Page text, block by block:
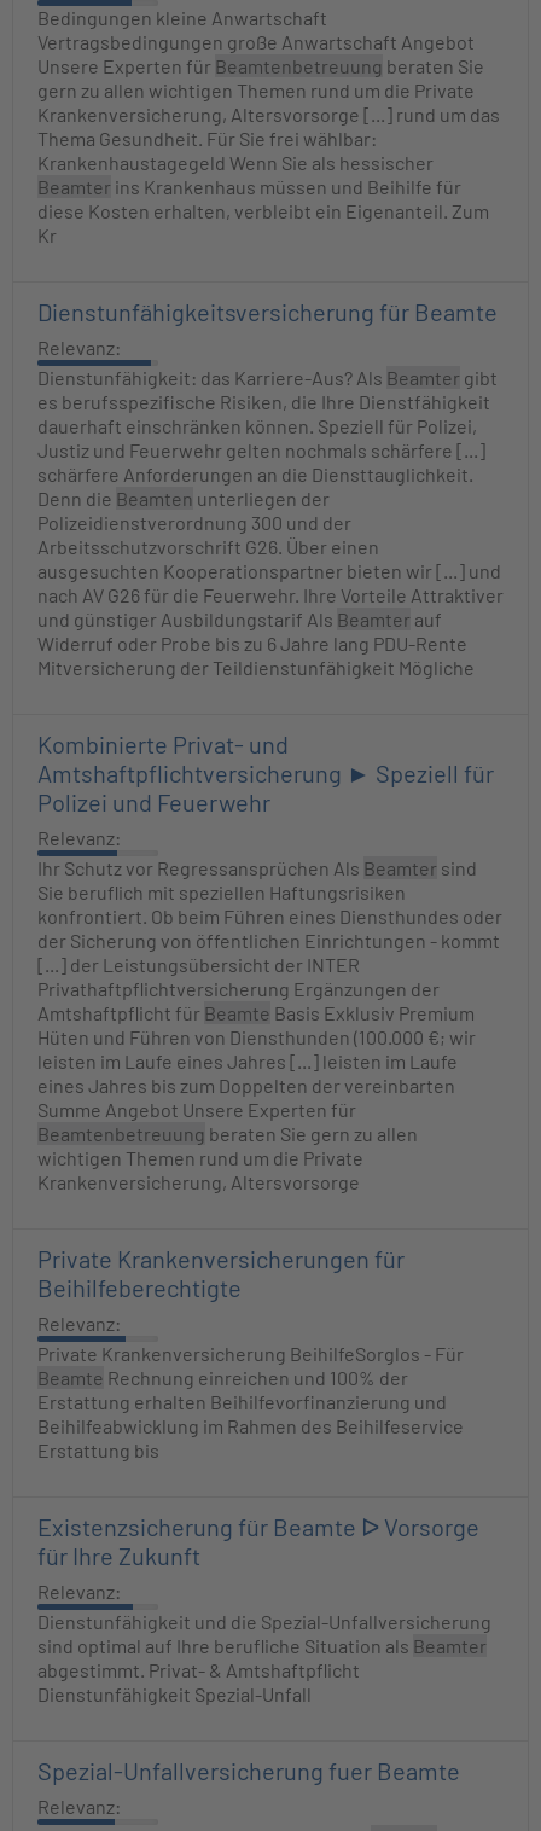
Bedingungen kleine Anwartschaft
Vertragsbedingungen große Anwartschaft Angebot
Unsere Experten für Beamtenbetreuung beraten Sie
gern zu allen wichtigen Themen rund um die Private
Krankenversicherung, Altersvorsorge [...] rund um das
Thema Gesundheit. Für Sie frei wählbar:
Krankenhaustagegeld Wenn Sie als hessischer
Beamter ins Krankenhaus müssen und Beihilfe für
diese Kosten erhalten, verbleibt ein Eigenanteil. Zum
Kr
Dienstunfähigkeitsversicherung für Beamte
Relevanz:
Dienstunfähigkeit: das Karriere-Aus? Als Beamter gibt
es berufsspezifische Risiken, die Ihre Dienstfähigkeit
dauerhaft einschränken können. Speziell für Polizei,
Justiz und Feuerwehr gelten nochmals schärfere [...]
schärfere Anforderungen an die Diensttauglichkeit.
Denn die Beamten unterliegen der
Polizeidienstverordnung 300 und der
Arbeitsschutzvorschrift G26. Über einen
ausgesuchten Kooperationspartner bieten wir [...] und
nach AV G26 für die Feuerwehr. Ihre Vorteile Attraktiver
und günstiger Ausbildungstarif Als Beamter auf
Widerruf oder Probe bis zu 6 Jahre lang PDU-Rente
Mitversicherung der Teildienstunfähigkeit Mögliche
Kombinierte Privat- und
Amtshaftpflichtversicherung ► Speziell für
Polizei und Feuerwehr
Relevanz:
Ihr Schutz vor Regressansprüchen Als Beamter sind
Sie beruflich mit speziellen Haftungsrisiken
konfrontiert. Ob beim Führen eines Diensthundes oder
der Sicherung von öffentlichen Einrichtungen - kommt
[...] der Leistungsübersicht der INTER
Privathaftpflichtversicherung Ergänzungen der
Amtshaftpflicht für Beamte Basis Exklusiv Premium
Hüten und Führen von Diensthunden (100.000 €; wir
leisten im Laufe eines Jahres [...] leisten im Laufe
eines Jahres bis zum Doppelten der vereinbarten
Summe Angebot Unsere Experten für
Beamtenbetreuung beraten Sie gern zu allen
wichtigen Themen rund um die Private
Krankenversicherung, Altersvorsorge
Private Krankenversicherungen für
Beihilfeberechtigte
Relevanz:
Private Krankenversicherung BeihilfeSorglos - Für
Beamte Rechnung einreichen und 100% der
Erstattung erhalten Beihilfevorfinanzierung und
Beihilfeabwicklung im Rahmen des Beihilfeservice
Erstattung bis
Existenzsicherung für Beamte ᐅ Vorsorge
für Ihre Zukunft
Relevanz:
Dienstunfähigkeit und die Spezial-Unfallversicherung
sind optimal auf Ihre berufliche Situation als Beamter
abgestimmt. Privat- & Amtshaftpflicht
Dienstunfähigkeit Spezial-Unfall
Spezial-Unfallversicherung fuer Beamte
Relevanz: